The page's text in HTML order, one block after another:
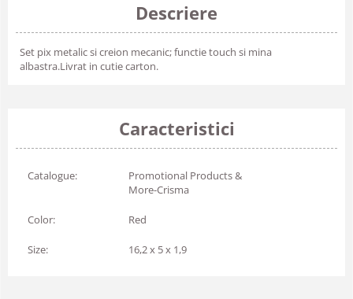
Descriere
Set pix metalic si creion mecanic; functie touch si mina
albastra.Livrat in cutie carton.
Caracteristici
Catalogue:
Promotional Products &
More-Crisma
Color: Red
Size: 16,2 x 5 x 1,9